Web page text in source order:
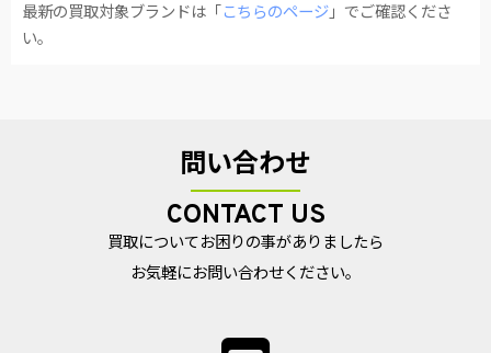
最新の買取対象ブランドは「 こちらのページ」でご確認くださ
い。
問い合わせ
CONTACT US
買取についてお困りの事がありましたら
お気軽にお問い合わせください。